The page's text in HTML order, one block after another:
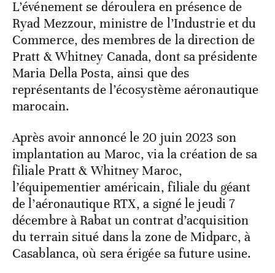
L’événement se déroulera en présence de
Ryad Mezzour, ministre de l’Industrie et du
Commerce, des membres de la direction de
Pratt & Whitney Canada, dont sa présidente
Maria Della Posta, ainsi que des
représentants de l’écosystème aéronautique
marocain.
Après avoir annoncé le 20 juin 2023 son
implantation au Maroc, via la création de sa
filiale Pratt & Whitney Maroc,
l’équipementier américain, filiale du géant
de l’aéronautique RTX, a signé le jeudi 7
décembre à Rabat un contrat d’acquisition
du terrain situé dans la zone de Midparc, à
Casablanca, où sera érigée sa future usine.